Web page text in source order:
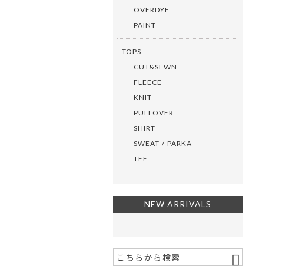
OVERDYE
PAINT
TOPS
CUT&SEWN
FLEECE
KNIT
PULLOVER
SHIRT
SWEAT / PARKA
TEE
NEW ARRIVALS